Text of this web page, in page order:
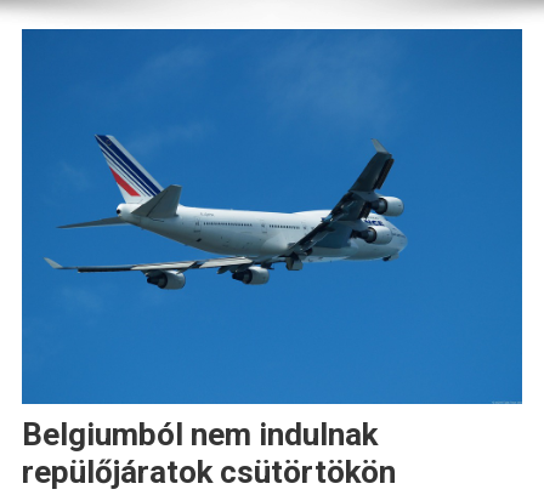
Belgiumból nem indulnak
repülőjáratok csütörtökön